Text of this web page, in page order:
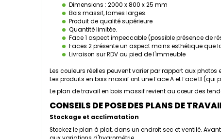
Dimensions : 2000 x 800 x 25 mm
Bois massif, lames larges.
Produit de qualité supérieure
Quantité limitée.
Face 1 aspect impeccable (possible présence de
Faces 2 présente un aspect moins esthétique que
Livraison sur RDV au pied de l'immeuble
Les couleurs réelles peuvent varier par rapport aux photos
Les produits en bois massif ont une Face A et Face B
Le plan de travail en bois massif revient au cœur des
CONSEILS DE POSE DES PLANS DE
Stockage et acclimatation
Stockez le plan à plat, dans un endroit sec et ventilé.